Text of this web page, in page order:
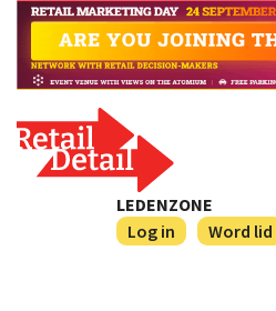
LEDENZONE
Log in
Word lid